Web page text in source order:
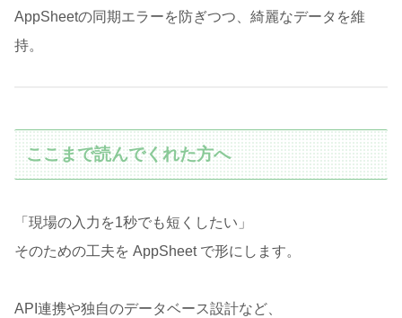
AppSheetの同期エラーを防ぎつつ、綺麗なデータを維
持。
ここまで読んでくれた方へ
「現場の入力を1秒でも短くしたい」
そのための工夫を AppSheet で形にします。
API連携や独自のデータベース設計など、